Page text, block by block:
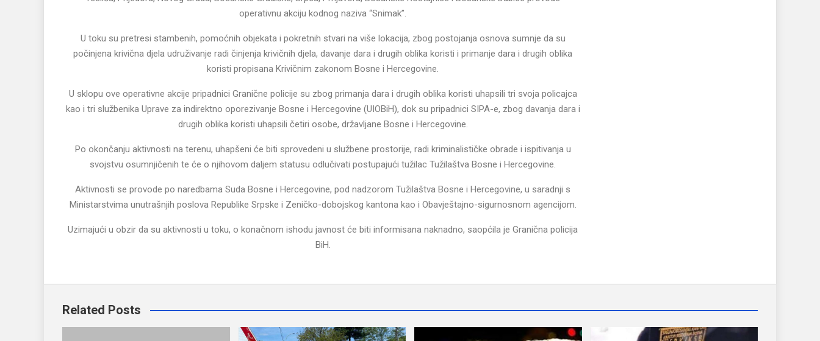
operativnu akciju kodnog naziva “Snimak”.
U toku su pretresi stambenih, pomoćnih objekata i pokretnih stvari na više lokacija, zbog postojanja osnova sumnje da su
počinjena krivična djela udruživanje radi činjenja krivičnih djela, davanje dara i drugih oblika koristi i primanje dara i drugih oblika
koristi propisana Krivičnim zakonom Bosne i Hercegovine.
U sklopu ove operativne akcije pripadnici Granične policije su zbog primanja dara i drugih oblika koristi uhapsili tri svoja policajca
kao i tri službenika Uprave za indirektno oporezivanje Bosne i Hercegovine (UIOBiH), dok su pripadnici SIPA-e, zbog davanja dara i
drugih oblika koristi uhapsili četiri osobe, državljane Bosne i Hercegovine.
Po okončanju aktivnosti na terenu, uhapšeni će biti sprovedeni u službene prostorije, radi kriminalističke obrade i ispitivanja u
svojstvu osumnjičenih te će o njihovom daljem statusu odlučivati postupajući tužilac Tužilaštva Bosne i Hercegovine.
Aktivnosti se provode po naredbama Suda Bosne i Hercegovine, pod nadzorom Tužilaštva Bosne i Hercegovine, u saradnji s
Ministarstvima unutrašnjih poslova Republike Srpske i Zeničko-dobojskog kantona kao i Obavještajno-sigurnosnom agencijom.
Uzimajući u obzir da su aktivnosti u toku, o konačnom ishodu javnost će biti informisana naknadno, saopćila je Granična policija
BiH.
Related Posts